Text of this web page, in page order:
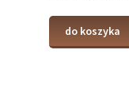
do koszyka